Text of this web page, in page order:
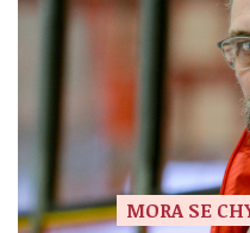
MORA SE